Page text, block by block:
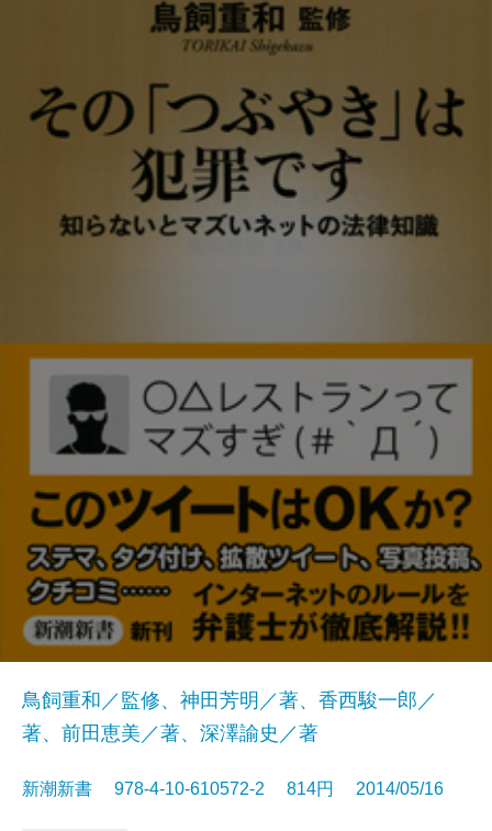
鳥飼重和／監修、神田芳明／著、香西駿一郎／
著、前田恵美／著、深澤諭史／著
新潮新書 978-4-10-610572-2 814円 2014/05/16